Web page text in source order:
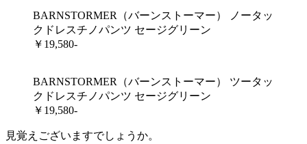
BARNSTORMER（バーンストーマー） ノータッ
クドレスチノパンツ セージグリーン
￥19,580-
BARNSTORMER（バーンストーマー） ツータッ
クドレスチノパンツ セージグリーン
￥19,580-
見覚えございますでしょうか。